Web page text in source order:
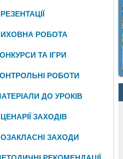
РОБОТА
ТА ІГРИ
РОБОТИ
ДО УРОКІВ
ЗАХОДІВ
ЗАХОДИ